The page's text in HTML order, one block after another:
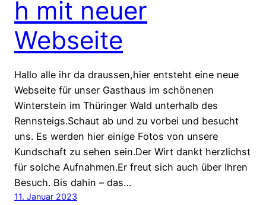
h mit neuer
Webseite
Hallo alle ihr da draussen,hier entsteht eine neue
Webseite für unser Gasthaus im schönenen
Winterstein im Thüringer Wald unterhalb des
Rennsteigs.Schaut ab und zu vorbei und besucht
uns. Es werden hier einige Fotos von unsere
Kundschaft zu sehen sein.Der Wirt dankt herzlichst
für solche Aufnahmen.Er freut sich auch über Ihren
Besuch. Bis dahin – das…
11. Januar 2023